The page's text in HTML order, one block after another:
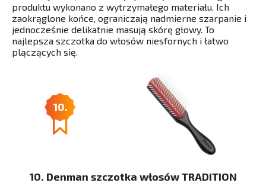
produktu wykonano z wytrzymałego materiału. Ich
zaokrąglone końce, ograniczają nadmierne szarpanie i
jednocześnie delikatnie masują skórę głowy. To
najlepsza szczotka do włosów niesfornych i łatwo
plączących się.
10.
10. Denman szczotka włosów TRADITION